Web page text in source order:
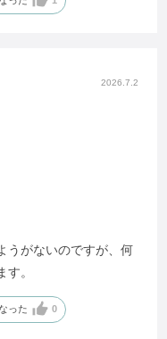
2026.7.2
うがないのですが、何
。
った 0